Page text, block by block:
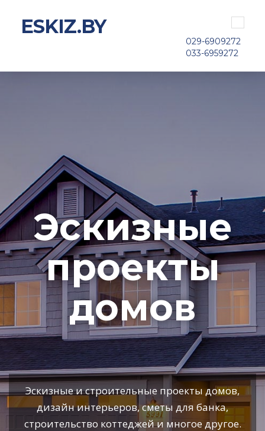
Toggle
ESKIZ.BY
029-6909272
033-6959272
Эскизные
проекты
домов
Эскизные и строительные проекты домов,
дизайн интерьеров, сметы для банка,
строительство коттеджей и многое другое.